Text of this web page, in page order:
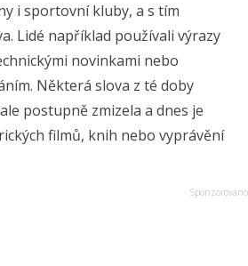
i sportovní kluby, a s tím
Lidé například používali výrazy
novinkami nebo
Některá slova z té doby
postupně zmizela a dnes je
filmů, knih nebo vyprávění